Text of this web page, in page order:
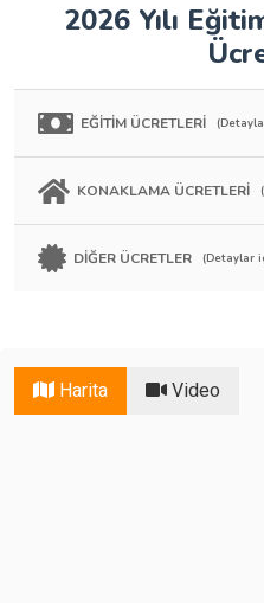
2026 Yılı
EĞİTİM ÜCRETLERİ
KONAKLAMA ÜCRETLERİ
DİĞER ÜCRETLER (Detaylar
Harita Video